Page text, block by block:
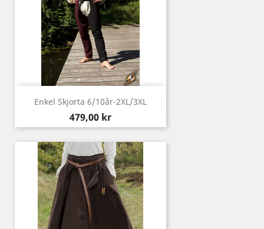
Enkel Skjorta 6/10år-2XL/3XL
Pris
479,00 kr